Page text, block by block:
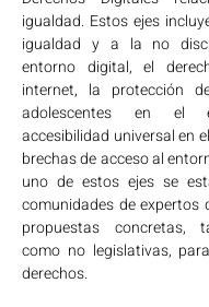
igualdad. Estos ejes
igualdad y a la no
entorno digital, el
internet, la protección
adolescentes en el
accesibilidad universal en
brechas de acceso al
uno de estos ejes se
comunidades de expertos
propuestas concretas,
como no legislativas,
derechos.